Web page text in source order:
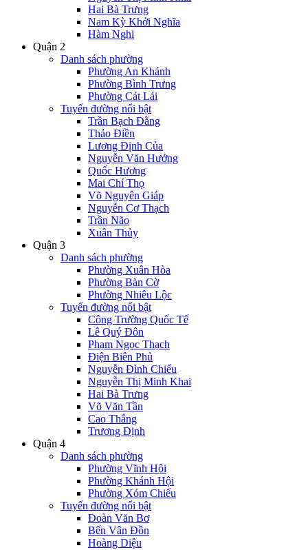
Hai Bà Trưng
Nam Kỳ Khởi Nghĩa
Hàm Nghi
Quận 2
Danh sách phường
Phường An Khánh
Phường Bình Trưng
Phường Cát Lái
Tuyến đường nổi bật
Trần Bạch Đằng
Thảo Điền
Lương Định Của
Nguyễn Văn Hưởng
Quốc Hương
Mai Chí Thọ
Võ Nguyên Giáp
Nguyễn Cơ Thạch
Trần Não
Xuân Thủy
Quận 3
Danh sách phường
Phường Xuân Hòa
Phường Bàn Cờ
Phường Nhiêu Lộc
Tuyến đường nổi bật
Công Trường Quốc Tế
Lê Quý Đôn
Phạm Ngọc Thạch
Điện Biên Phủ
Nguyễn Đình Chiểu
Nguyễn Thị Minh Khai
Hai Bà Trưng
Võ Văn Tần
Cao Thắng
Trương Định
Quận 4
Danh sách phường
Phường Vĩnh Hội
Phường Khánh Hội
Phường Xóm Chiếu
Tuyến đường nổi bật
Đoàn Văn Bơ
Bến Vân Đồn
Hoàng Diệu